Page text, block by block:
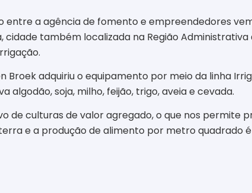
entre a agência de fomento e empreendedores
cidade também localizada na Região
Broek adquiriu o equipamento por meio da linha
algodão, soja, milho, feijão, trigo, aveia e cevada.
de culturas de valor agregado, o que nos permite
e a produção de alimento por metro quadrado é